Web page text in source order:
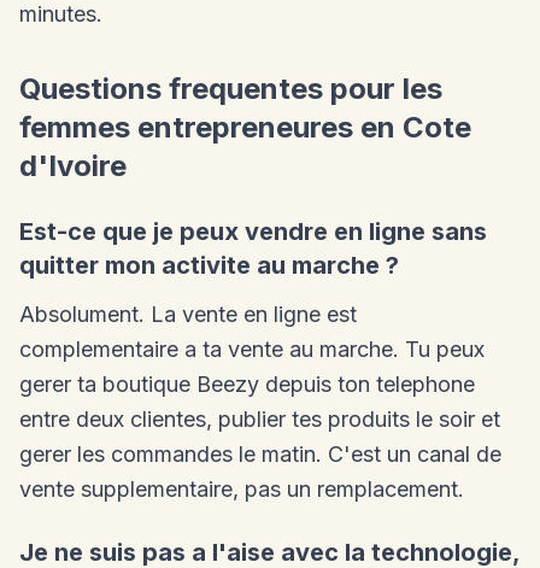
minutes.
Questions frequentes pour les
femmes entrepreneures en Cote
d'Ivoire
Est-ce que je peux vendre en ligne sans
quitter mon activite au marche ?
Absolument. La vente en ligne est
complementaire a ta vente au marche. Tu peux
gerer ta boutique Beezy depuis ton telephone
entre deux clientes, publier tes produits le soir et
gerer les commandes le matin. C'est un canal de
vente supplementaire, pas un remplacement.
Je ne suis pas a l'aise avec la technologie,